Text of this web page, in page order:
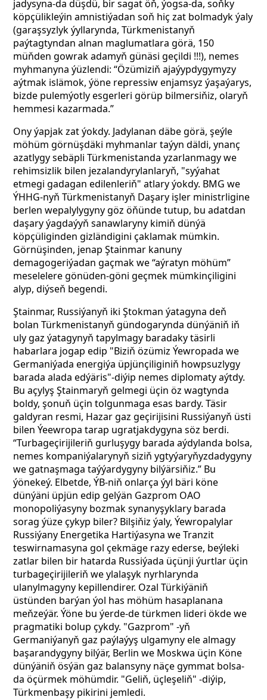
jadysyna-da düşdü, bir sagat öň, ýogsa-da, soňky
köpçülikleýin amnistiýadan soň hiç zat bolmadyk ýaly
(garaşsyzlyk ýyllarynda, Türkmenistanyň
paýtagtyndan alnan maglumatlara görä, 150
müňden gowrak adamyň günäsi geçildi !!!), nemes
myhmanyna ýüzlendi: “Özümiziň ajaýypdygymyzy
aýtmak islämok, ýöne repressiw enjamsyz ýaşaýarys,
bizde pulemýotly esgerleri görüp bilmersiňiz, olaryň
hemmesi kazarmada.”
Ony ýapjak zat ýokdy. Jadylanan däbe görä, şeýle
möhüm görnüşdäki myhmanlar taýyn däldi, ynanç
azatlygy sebäpli Türkmenistanda yzarlanmagy we
rehimsizlik bilen jezalandyrylanlaryň, "syýahat
etmegi gadagan edilenleriň" atlary ýokdy. BMG we
ÝHHG-nyň Türkmenistanyň Daşary işler ministrligine
berlen wepalylygyny göz öňünde tutup, bu adatdan
daşary ýagdaýyň sanawlaryny kimiň dünýä
köpçüliginden gizländigini çaklamak mümkin.
Görnüşinden, jenap Ştainmar kanuny
demagogeriýadan gaçmak we “aýratyn möhüm”
meselelere gönüden-göni geçmek mümkinçiligini
alyp, diýseň begendi.
Ştainmar, Russiýanyň iki Ştokman ýatagyna deň
bolan Türkmenistanyň gündogarynda dünýäniň iň
uly gaz ýatagynyň tapylmagy baradaky täsirli
habarlara jogap edip "Biziň özümiz Ýewropada we
Germaniýada energiýa üpjünçiliginiň howpsuzlygy
barada alada edýäris"-diýip nemes diplomaty aýtdy.
Bu açylyş Ştainmaryň gelmegi üçin öz wagtynda
boldy, şonuň üçin tolgunmaga esas bardy. Täsir
galdyran resmi, Hazar gaz geçirijisini Russiýanyň üsti
bilen Ýeewropa tarap ugratjakdygyna söz berdi.
“Turbageçirijileriň gurluşygy barada aýdylanda bolsa,
nemes kompaniýalarynyň siziň ygtyýaryňyzdadygyny
we gatnaşmaga taýýardygyny bilýärsiňiz.” Bu
ýönekeý. Elbetde, ÝB-niň onlarça ýyl bäri köne
dünýäni üpjün edip gelýän Gazprom OAO
monopoliýasyny bozmak synanyşyklary barada
sorag ýüze çykyp biler? Bilşiňiz ýaly, Ýewropalylar
Russiýany Energetika Hartiýasyna we Tranzit
teswirnamasyna gol çekmäge razy ederse, beýleki
zatlar bilen bir hatarda Russiýada üçünji ýurtlar üçin
turbageçirijileriň we ylalaşyk nyrhlarynda
ulanylmagyny kepillendirer. Ozal Türkiýäniň
üstünden barýan ýol has möhüm hasaplanana
meňzeýär. Ýöne bu ýerde-de türkmen lideri ökde we
pragmatiki bolup çykdy. "Gazprom" -yň
Germaniýanyň gaz paýlaýyş ulgamyny ele almagy
başarandygyny bilýär, Berlin we Moskwa üçin Köne
dünýäniň ösýän gaz balansyny näçe gymmat bolsa-
da öçürmek möhümdir. "Geliň, üçleşeliň" -diýip,
Türkmenbaşy pikirini jemledi.